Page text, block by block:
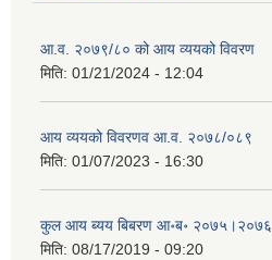
आ.व. २०७९/८० को आय व्ययको विवरण
मिति: 01/21/2024 - 12:04
आय व्ययको विवरणव आ.व. २०७८/०८९
मिति: 01/07/2023 - 16:30
कुल आय ब्यय बिबरण आ॰ब॰ २०७५।२०७६
मिति: 08/17/2019 - 09:20